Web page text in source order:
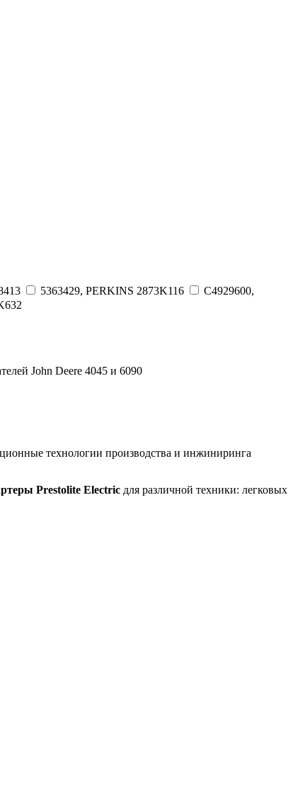
5363429, PERKINS 2873K116
C4929600,
John Deere 4045 и 6090
технологии производства и инжиниринга
Prestolite Electric для различной техники: легковых